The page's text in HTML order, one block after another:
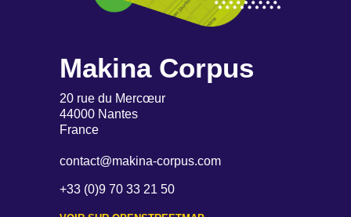
Makina Corpus
20 rue du Mercœur
44000 Nantes
France
contact@makina-corpus.com
+33 (0)9 70 33 21 50